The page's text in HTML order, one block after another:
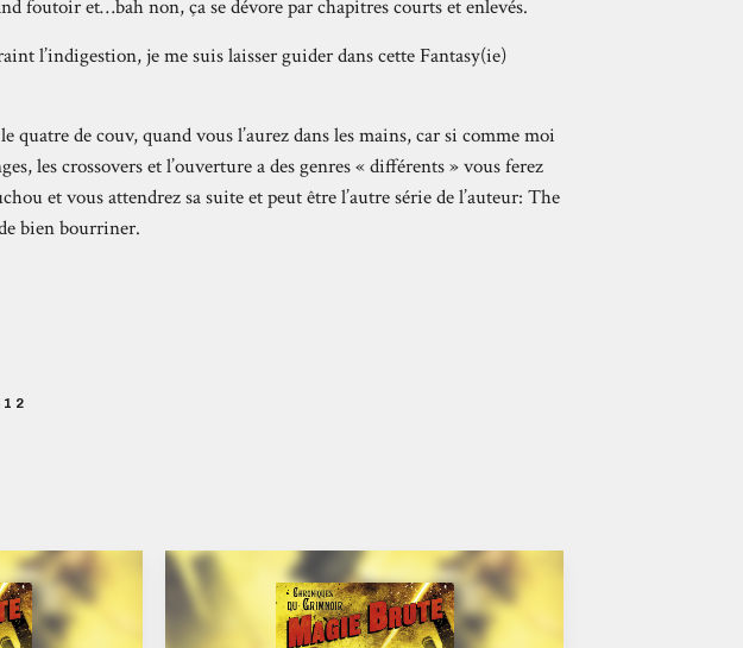
foutoir et…bah non, ça se dévore par chapitres courts et enlevés.
l’indigestion, je me suis laisser guider dans cette Fantasy(ie)
quatre de couv, quand vous l’aurez dans les mains, car si comme moi
les crossovers et l’ouverture a des genres « différents » vous ferez
et vous attendrez sa suite et peut être l’autre série de l’auteur: The
bien bourriner.